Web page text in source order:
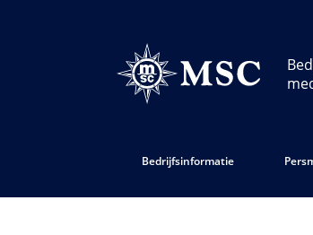
Bedrijfsinformatie